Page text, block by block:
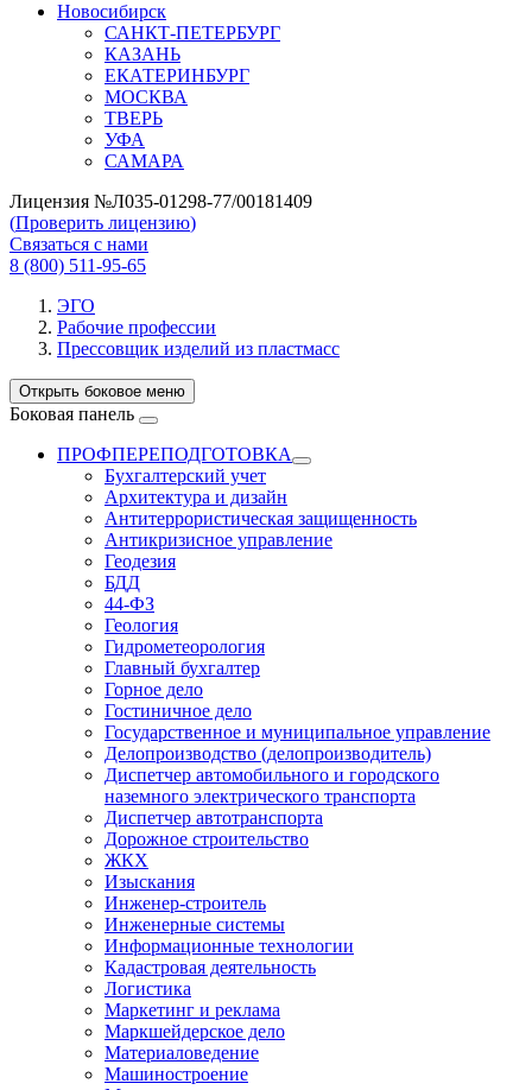
Новосибирск
САНКТ-ПЕТЕРБУРГ
КАЗАНЬ
ЕКАТЕРИНБУРГ
МОСКВА
ТВЕРЬ
УФА
САМАРА
Лицензия №Л035-01298-77/00181409
(Проверить лицензию)
Связаться с нами
8 (800) 511-95-65
ЭГО
Рабочие профессии
Прессовщик изделий из пластмасс
Открыть боковое меню
Боковая панель
ПРОФПЕРЕПОДГОТОВКА
Бухгалтерский учет
Архитектура и дизайн
Антитеррористическая защищенность
Антикризисное управление
Геодезия
БДД
44-ФЗ
Геология
Гидрометеорология
Главный бухгалтер
Горное дело
Гостиничное дело
Государственное и муниципальное управление
Делопроизводство (делопроизводитель)
Диспетчер автомобильного и городского
наземного электрического транспорта
Диспетчер автотранспорта
Дорожное строительство
ЖКХ
Изыскания
Инженер-строитель
Инженерные системы
Информационные технологии
Кадастровая деятельность
Логистика
Маркетинг и реклама
Маркшейдерское дело
Материаловедение
Машиностроение